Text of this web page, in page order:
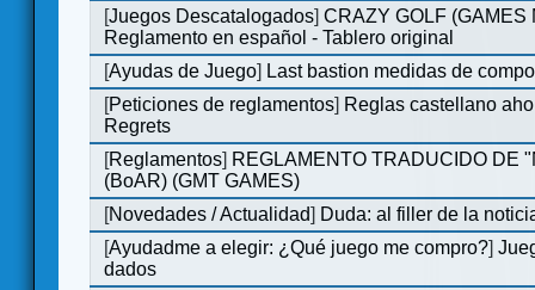
[Juegos Descatalogados]CRAZY GOLF (GAMES
Reglamento en español - Tablero original
[Ayudas de Juego] Last bastion medidas de
[Peticiones de reglamentos] Reglas castellano
Regrets
[Reglamentos] REGLAMENTO TRADUCIDO DE
(BoAR) (GMT GAMES)
[Novedades / Actualidad] Duda: al filler de la
[Ayudadme a elegir: ¿Qué juego me compro?]
dados